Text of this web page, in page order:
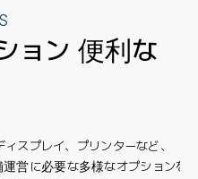
ョン 便利な
スプレイ、プリンターなど、
営に必要な多様なオプションを